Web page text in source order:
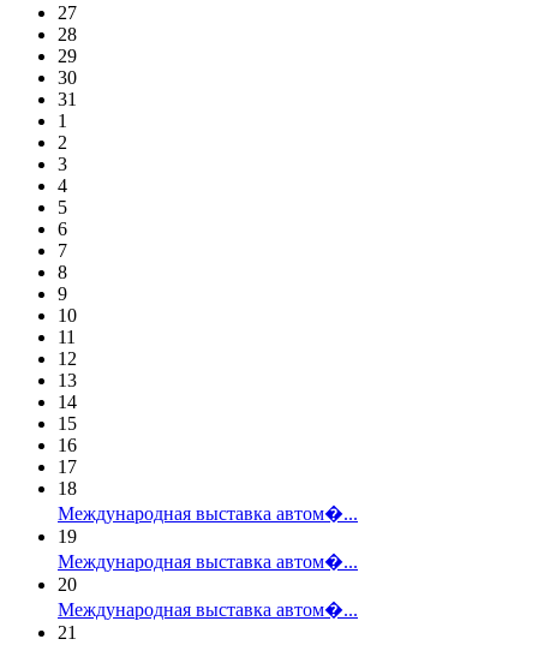
27
28
29
30
31
1
2
3
4
5
6
7
8
9
10
11
12
13
14
15
16
17
18
Международная выставка автом�...
19
Международная выставка автом�...
20
Международная выставка автом�...
21